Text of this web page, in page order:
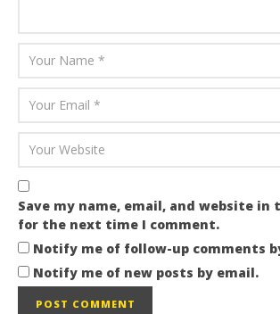
Save my name, email, and website in
for the next time I comment.
Notify me of follow-up comments
Notify me of new posts by email.